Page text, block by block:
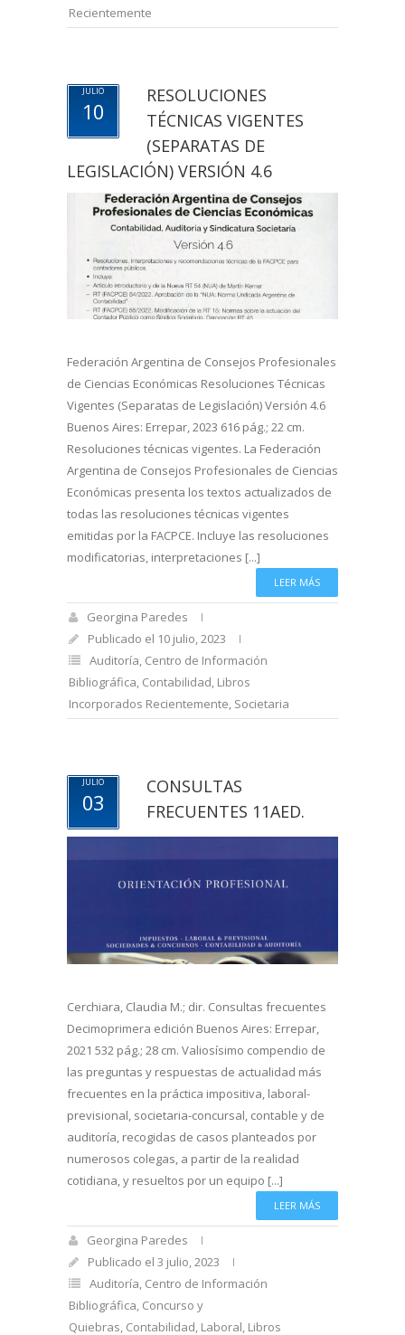
Recientemente
JULIO
10
RESOLUCIONES
TÉCNICAS VIGENTES
(SEPARATAS DE
LEGISLACIÓN) VERSIÓN 4.6
Federación Argentina de Consejos Profesionales
de Ciencias Económicas Resoluciones Técnicas
Vigentes (Separatas de Legislación) Versión 4.6
Buenos Aires: Errepar, 2023 616 pág.; 22 cm.
Resoluciones técnicas vigentes. La Federación
Argentina de Consejos Profesionales de Ciencias
Económicas presenta los textos actualizados de
todas las resoluciones técnicas vigentes
emitidas por la FACPCE. Incluye las resoluciones
modificatorias, interpretaciones [...]
LEER MÁS
Georgina Paredes
Publicado el 10 julio, 2023
Auditoría, Centro de Información
Bibliográfica, Contabilidad, Libros
Incorporados Recientemente, Societaria
JULIO
03
CONSULTAS
FRECUENTES 11AED.
Cerchiara, Claudia M.; dir. Consultas frecuentes
Decimoprimera edición Buenos Aires: Errepar,
2021 532 pág.; 28 cm. Valiosísimo compendio de
las preguntas y respuestas de actualidad más
frecuentes en la práctica impositiva, laboral-
previsional, societaria-concursal, contable y de
auditoría, recogidas de casos planteados por
numerosos colegas, a partir de la realidad
cotidiana, y resueltos por un equipo [...]
LEER MÁS
Georgina Paredes
Publicado el 3 julio, 2023
Auditoría, Centro de Información
Bibliográfica, Concurso y
Quiebras, Contabilidad, Laboral, Libros